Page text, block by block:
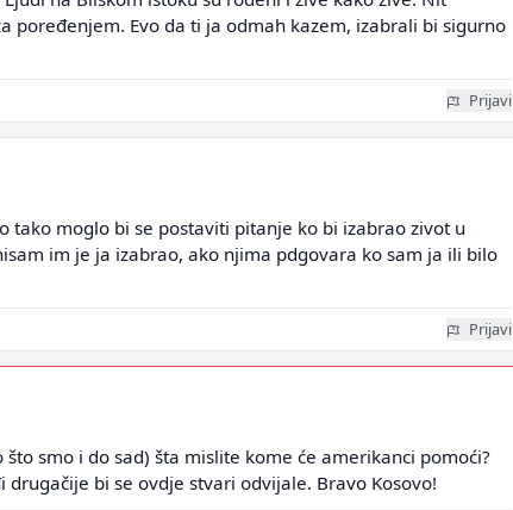
poređenjem. Evo da ti ja odmah kazem, izabrali bi sigurno
Prijavi
moglo bi se postaviti pitanje ko bi izabrao zivot u
im je ja izabrao, ako njima pdgovara ko sam ja ili bilo
Prijavi
smo i do sad) šta mislite kome će amerikanci pomoći?
bi se ovdje stvari odvijale. Bravo Kosovo!